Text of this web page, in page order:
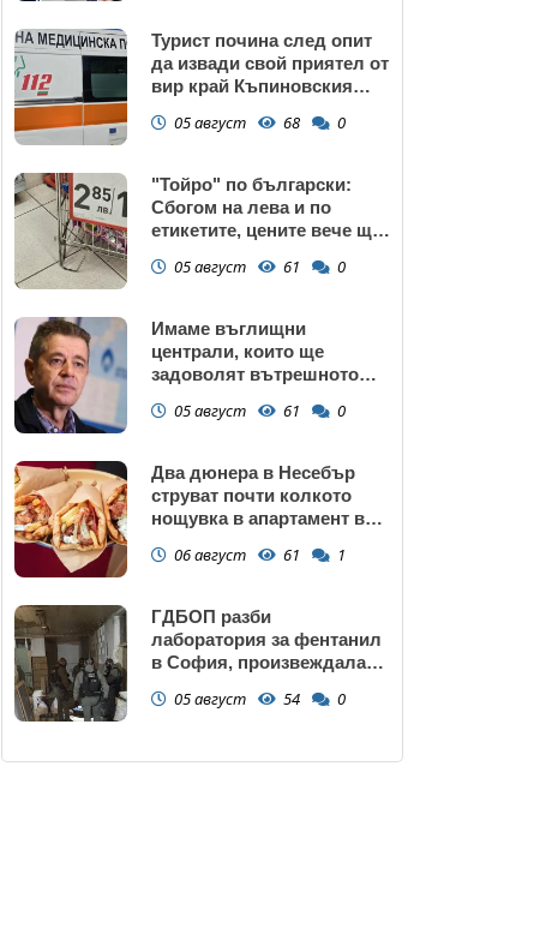
Турист почина след опит
да извади свой приятел от
вир край Къпиновския
05 август 68 0
"Тойро" по български:
Сбогом на лева и по
етикетите, цените вече ще
05 август 61 0
Имаме въглищни
централи, които ще
задоволят вътрешното
05 август 61 0
Два дюнера в Несебър
струват почти колкото
нощувка в апартамент в
06 август 61 1
ГДБОП разби
лаборатория за фентанил
в София, произвеждала
(снимки)
05 август 54 0